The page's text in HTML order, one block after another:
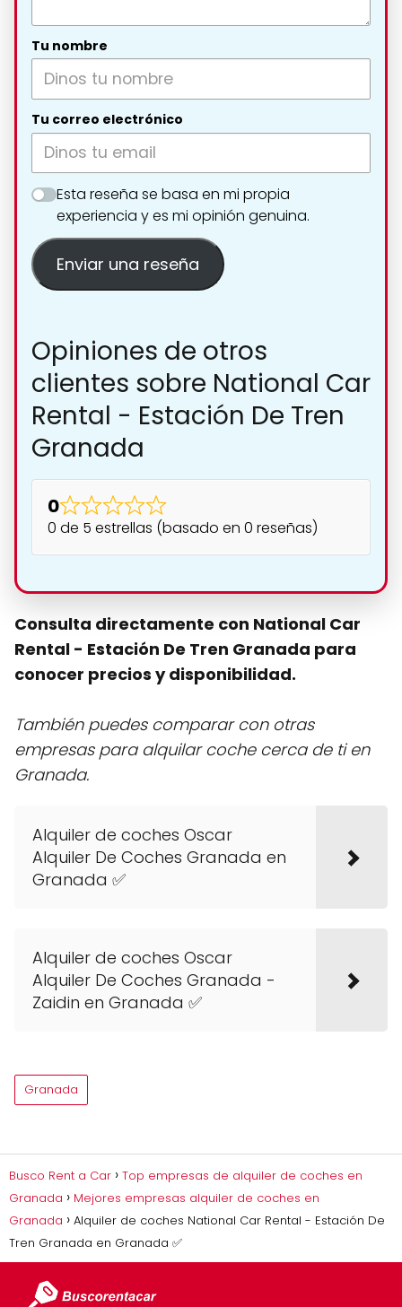
Tu nombre
Tu correo electrónico
Esta reseña se basa en mi propia
experiencia y es mi opinión genuina.
Enviar una reseña
Opiniones de otros
clientes sobre National Car
Rental - Estación De Tren
Granada
0
0 de 5 estrellas (basado en 0 reseñas)
Consulta directamente con National Car
Rental - Estación De Tren Granada para
conocer precios y disponibilidad.
También puedes comparar con otras
empresas para alquilar coche cerca de ti en
Granada.
Alquiler de coches Oscar
Alquiler De Coches Granada en
Granada ✅
Alquiler de coches Oscar
Alquiler De Coches Granada -
Zaidin en Granada ✅
Granada
Busco Rent a Car
Top empresas de alquiler de coches en
Granada
Mejores empresas alquiler de coches en
Granada
Alquiler de coches National Car Rental - Estación De
Tren Granada en Granada ✅